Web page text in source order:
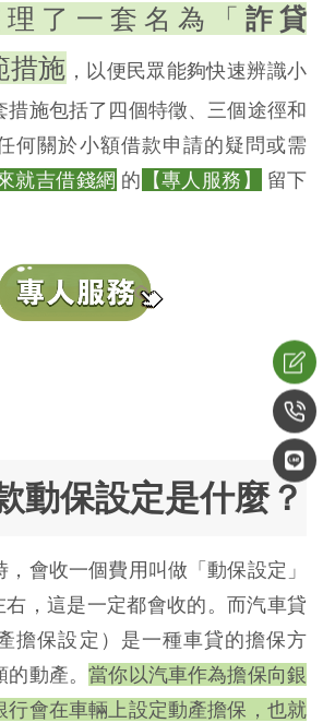
了一套名為「 詐貸
措施 ，以便民眾能夠快速辨識小
措施包括了四個特徵、三個途徑和
何關於小額借款申請的疑問或需
就吉借錢網 的 【專人服務】
留下
動保設定是什麼？
會收一個費用叫做「動保設定」
，這是一定都會收的。而汽車貸
擔保設定）是一種車貸的擔保方
的動產。當你以汽車作為擔保向銀
行會在車輛上設定動產擔保，也就